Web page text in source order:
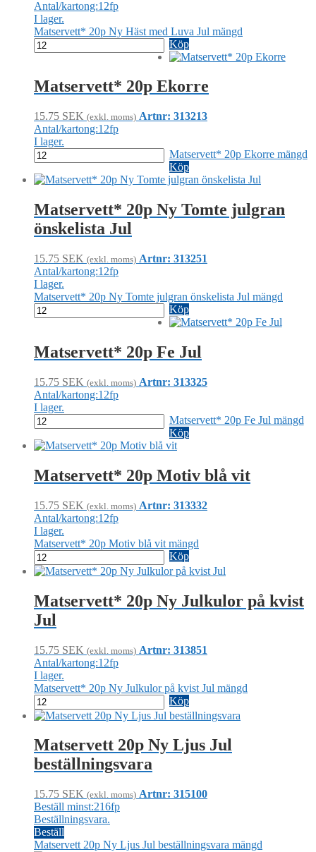
Antal/kartong:12fp
I lager.
Matservett* 20p Ny Häst med Luva Jul mängd
Köp
Matservett* 20p Ekorre
15.75 SEK (exkl. moms) Artnr: 313213
Antal/kartong:12fp
I lager.
Matservett* 20p Ekorre mängd
Köp
Matservett* 20p Ny Tomte julgran
önskelista Jul
15.75 SEK (exkl. moms) Artnr: 313251
Antal/kartong:12fp
I lager.
Matservett* 20p Ny Tomte julgran önskelista Jul mängd
Köp
Matservett* 20p Fe Jul
15.75 SEK (exkl. moms) Artnr: 313325
Antal/kartong:12fp
I lager.
Matservett* 20p Fe Jul mängd
Köp
Matservett* 20p Motiv blå vit
15.75 SEK (exkl. moms) Artnr: 313332
Antal/kartong:12fp
I lager.
Matservett* 20p Motiv blå vit mängd
Köp
Matservett* 20p Ny Julkulor på kvist
Jul
15.75 SEK (exkl. moms) Artnr: 313851
Antal/kartong:12fp
I lager.
Matservett* 20p Ny Julkulor på kvist Jul mängd
Köp
Matservett 20p Ny Ljus Jul
beställningsvara
15.75 SEK (exkl. moms) Artnr: 315100
Beställ minst:216fp
Beställningsvara.
Beställ
Matservett 20p Ny Ljus Jul beställningsvara mängd